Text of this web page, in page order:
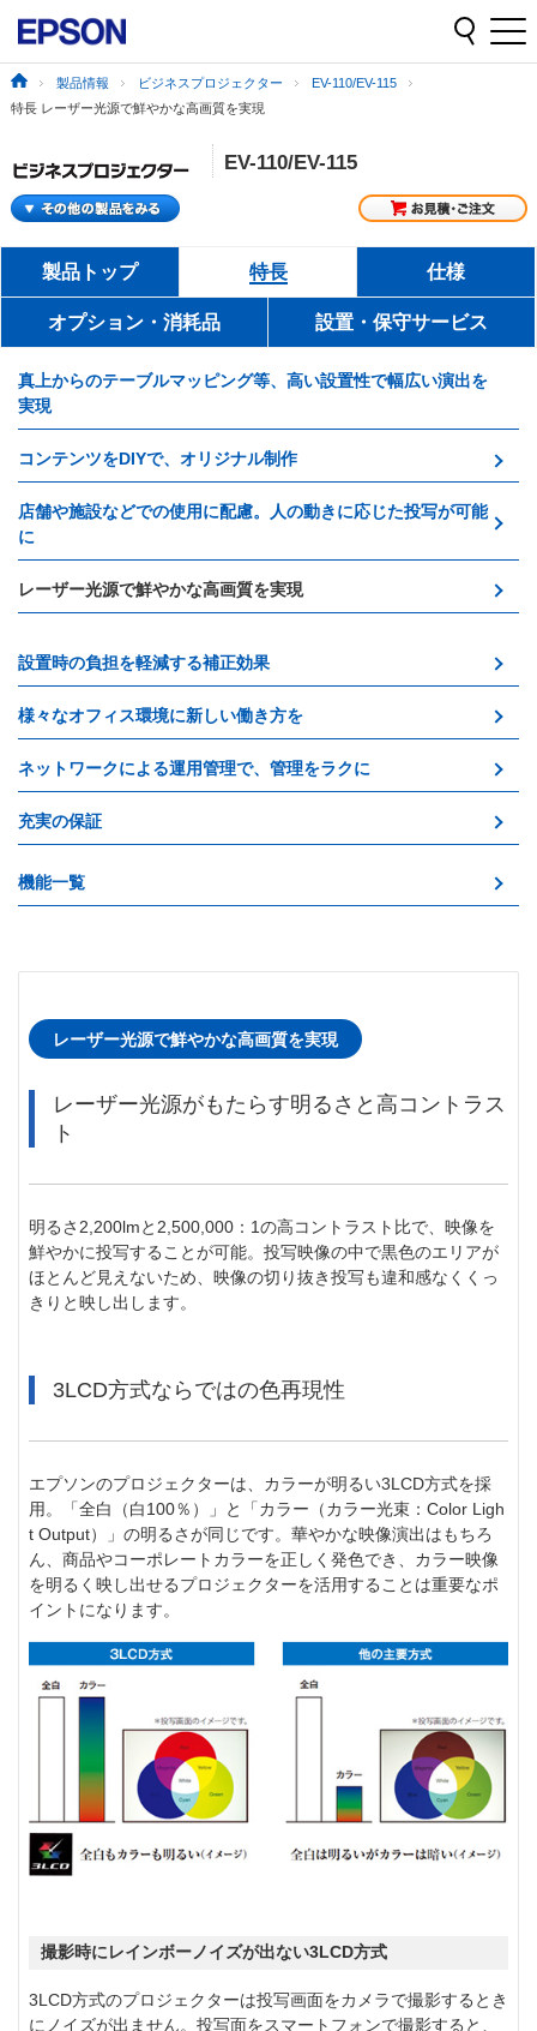
製品情報 ビジネスプロジェクター
EV-110/EV-115
特長 レーザー光源で鮮やかな高画質を実現
EV-110/EV-115
製品トップ 特長 仕様
オプション・消耗品 設置・保守サービス
真上からのテーブルマッピング等、高い設置性で幅広い演出を
実現
コンテンツをDIYで、オリジナル制作
店舗や施設などでの使用に配慮。人の動きに応じた投写が可能
に
レーザー光源で鮮やかな高画質を実現
設置時の負担を軽減する補正効果
様々なオフィス環境に新しい働き方を
ネットワークによる運用管理で、管理をラクに
充実の保証
機能一覧
レーザー光源で鮮やかな高画質を実現
レーザー光源がもたらす明るさと高コントラス
ト
明るさ2,200lmと2,500,000：1の高コントラスト比で、映像を
鮮やかに投写することが可能。投写映像の中で黒色のエリアが
ほとんど見えないため、映像の切り抜き投写も違和感なくくっ
きりと映し出します。
3LCD方式ならではの色再現性
エプソンのプロジェクターは、カラーが明るい3LCD方式を採
用。「全白（白100％）」と「カラー（カラー光束：Color Ligh
t Output）」の明るさが同じです。 華やかな映像演出はもちろ
ん、商品やコーポレートカラーを正しく発色でき、カラー映像
を明るく映し出せるプロジェクターを活用することは重要なポ
イントになります。
撮影時にレインボーノイズが出ない3LCD方式
3LCD方式のプロジェクターは投写画面をカメラで撮影するとき
にノイズが出ません。投写面をスマートフォンで撮影すると、